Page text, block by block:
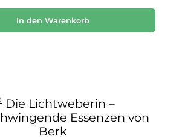
In den Warenkorb
Die Lichtweberin –
Essenzen von
Berk